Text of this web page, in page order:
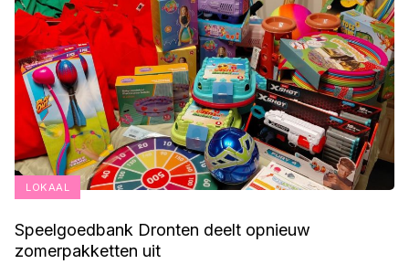
LOKAAL
Speelgoedbank Dronten deelt opnieuw
zomerpakketten uit